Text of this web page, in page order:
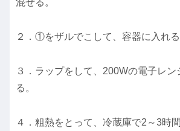
混ぜる。
２．①をザルでこして、容器に入れる
３．ラップをして、200Wの電子レン
る。
４．粗熱をとって、冷蔵庫で2～3時